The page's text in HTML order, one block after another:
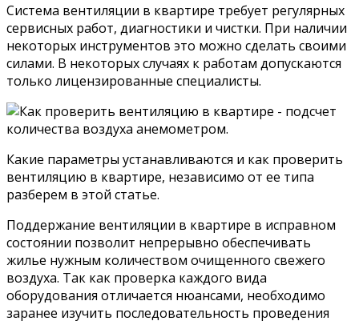
Система вентиляции в квартире требует регулярных
сервисных работ, диагностики и чистки. При наличии
некоторых инструментов это можно сделать своими
силами. В некоторых случаях к работам допускаются
только лицензированные специалисты.
Какие параметры устанавливаются и как проверить
вентиляцию в квартире, независимо от ее типа
разберем в этой статье.
Поддержание вентиляции в квартире в исправном
состоянии позволит непрерывно обеспечивать
жилье нужным количеством очищенного свежего
воздуха. Так как проверка каждого вида
оборудования отличается нюансами, необходимо
заранее изучить последовательность проведения